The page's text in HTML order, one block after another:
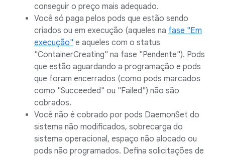
conseguir o preço mais adequado.
Você só paga pelos pods que estão sendo
criados ou em execução (aqueles na fase "Em
execução" e aqueles com o status
"ContainerCreating" na fase "Pendente"). Pods
que estão aguardando a programação e pods
que foram encerrados (como pods marcados
como "Succeeded" ou "Failed") não são
cobrados.
Você não é cobrado por pods DaemonSet do
sistema não modificados, sobrecarga do
sistema operacional, espaço não alocado ou
pods não programados. Defina solicitações de